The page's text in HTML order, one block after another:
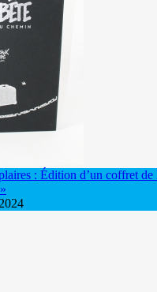
: Édition d’un coffret